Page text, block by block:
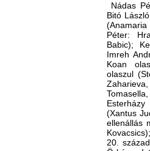
Nádas
Bitó
(Anamaria
Péter:
Babic);
Imreh
Koan
olaszul
(Xantus
ellenállás
20.